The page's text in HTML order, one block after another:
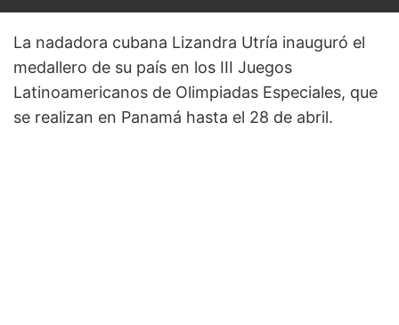
La nadadora cubana Lizandra Utría inauguró el
medallero de su país en los III Juegos
Latinoamericanos de Olimpiadas Especiales, que
se realizan en Panamá hasta el 28 de abril.